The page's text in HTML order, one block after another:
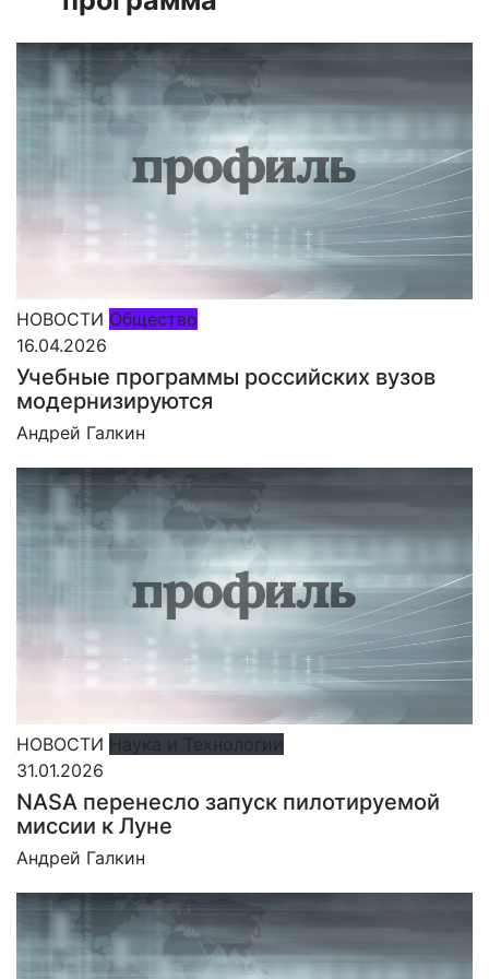
НОВОСТИ Общество
16.04.2026
Учебные программы российских вузов
модернизируются
Андрей Галкин
НОВОСТИ
Наука и Технологии
31.01.2026
NASA перенесло запуск пилотируемой
миссии к Луне
Андрей Галкин